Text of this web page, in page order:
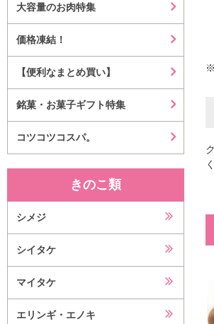
大容量のお肉特集
価格凍結！
【便利なまとめ買い】
銘菓・お菓子ギフト特集
コツコツコスパ。
きのこ類
シメジ
シイタケ
マイタケ
エリンギ・エノキ